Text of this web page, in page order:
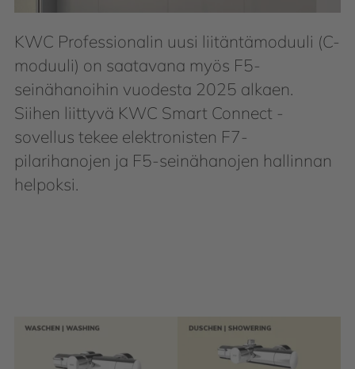
KWC Professionalin uusi liitäntämoduuli (C-
moduuli) on saatavana myös F5-
seinähanoihin vuodesta 2025 alkaen.
Siihen liittyvä KWC Smart Connect -
sovellus tekee elektronisten F7-
pilarihanojen ja F5-seinähanojen hallinnan
helpoksi.